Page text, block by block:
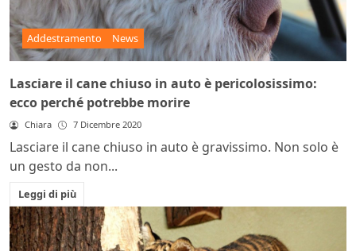
Addestramento News
Lasciare il cane chiuso in auto è pericolosissimo:
ecco perché potrebbe morire
Chiara 7 Dicembre 2020
Lasciare il cane chiuso in auto è gravissimo. Non solo è
un gesto da non...
Leggi di più